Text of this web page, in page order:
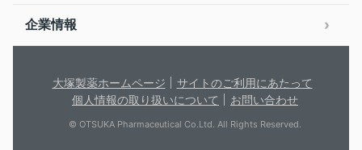
企業情報
大塚製薬ホームページ
サイトのご利用にあたって
個人情報の取り扱いについて
お問い合わせ
© OTSUKA Pharmaceutical Co.Ltd. All Rights Reserved.